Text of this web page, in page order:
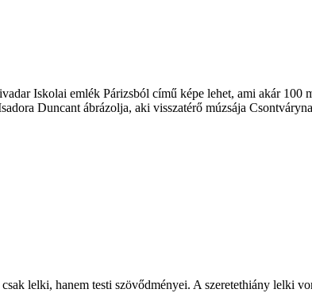
Iskolai emlék Párizsból című képe lehet, ami akár
Duncant ábrázolja, aki visszatérő múzsája
lelki, hanem testi szövődményei. A szeretethiány lelki